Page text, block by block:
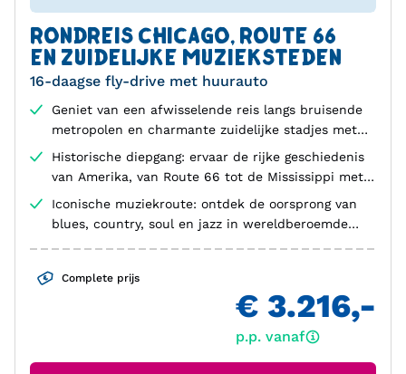
RONDREIS CHICAGO, ROUTE 66
EN ZUIDELIJKE MUZIEKSTEDEN
16-daagse fly-drive met huurauto
Geniet van een afwisselende reis langs bruisende
metropolen en charmante zuidelijke stadjes met
een authentieke keuken
Historische diepgang: ervaar de rijke geschiedenis
van Amerika, van Route 66 tot de Mississippi met
zijn plantages en slavernij-verleden
Iconische muziekroute: ontdek de oorsprong van
blues, country, soul en jazz in wereldberoemde
Complete prijs
€ 3.216,-
p.p. vanaf